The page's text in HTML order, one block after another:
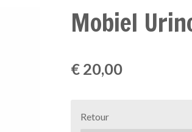
Mobiel
€ 20,00
Retour